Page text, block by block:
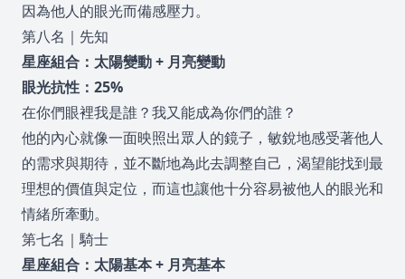
因為他人的眼光而備感壓力。
第八名｜先知
星座組合：太陽變動 + 月亮變動
眼光抗性：25%
在你們眼裡我是誰？我又能成為你們的誰？
他的內心就像一面映照出眾人的鏡子，敏銳地感受著他人
的需求與期待，並不斷地為此去調整自己，渴望能找到最
理想的價值與定位，而這也讓他十分容易被他人的眼光和
情緒所牽動。
第七名｜騎士
星座組合：太陽基本 + 月亮基本